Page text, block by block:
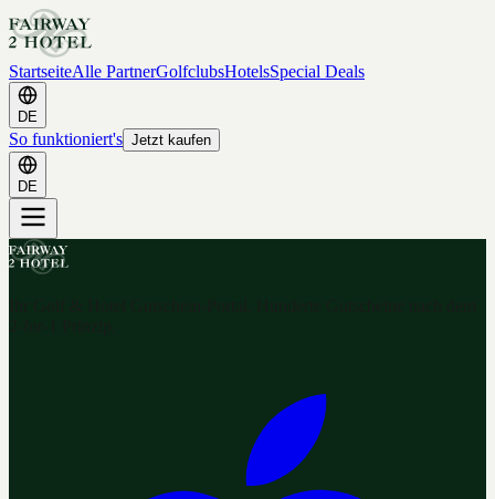
StartseiteAlle PartnerGolfclubsHotelsSpecial Deals
DE
So funktioniert's Jetzt kaufen
DE